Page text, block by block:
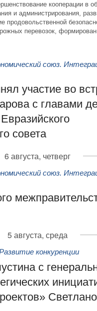
кооперации в
и администрирования,
продовольственной
перевозок,
союз.
участие во
с главами
совета
6 августа, четверг
союз.
5 августа, среда
конкуренции
с